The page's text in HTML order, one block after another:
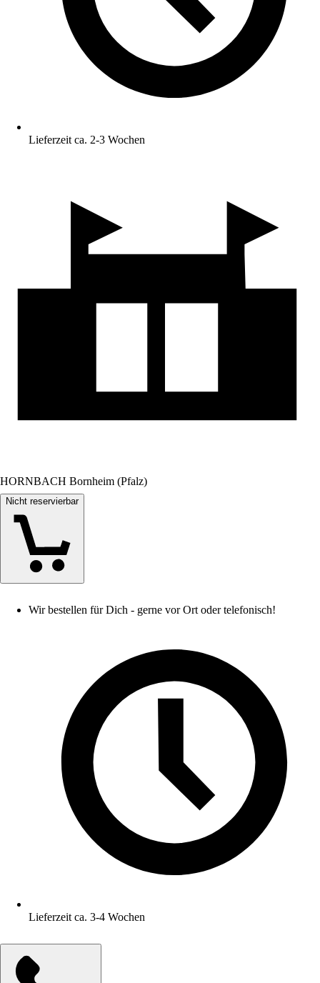
Lieferzeit ca. 2-3 Wochen
HORNBACH Bornheim (Pfalz)
Nicht reservierbar
Wir bestellen für Dich - gerne vor Ort oder telefonisch!
Lieferzeit ca. 3-4 Wochen